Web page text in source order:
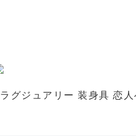
ラグジュアリー 装身具 恋人